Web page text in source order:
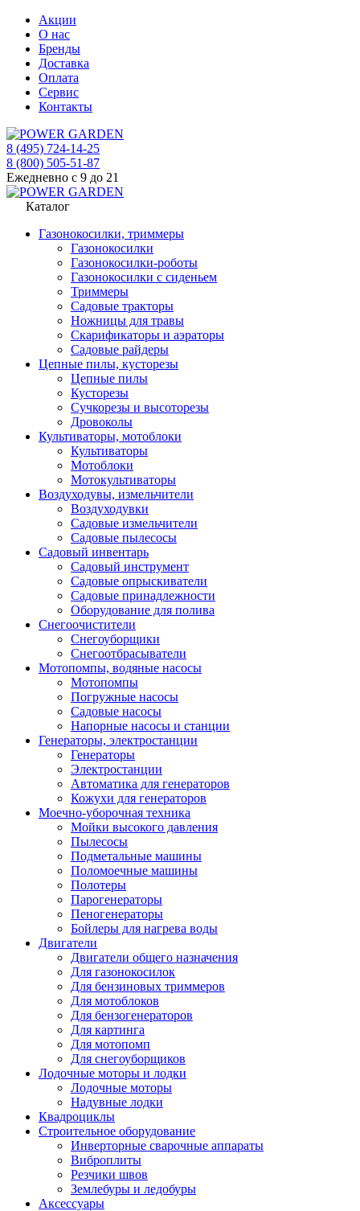
Акции
О нас
Бренды
Доставка
Оплата
Сервис
Контакты
8 (495) 724-14-25
8 (800) 505-51-87
Ежедневно с 9 до 21
Каталог
Газонокосилки, триммеры
Газонокосилки
Газонокосилки-роботы
Газонокосилки с сиденьем
Триммеры
Садовые тракторы
Ножницы для травы
Скарификаторы и аэраторы
Садовые райдеры
Цепные пилы, кусторезы
Цепные пилы
Кусторезы
Сучкорезы и высоторезы
Дровоколы
Культиваторы, мотоблоки
Культиваторы
Мотоблоки
Мотокультиваторы
Воздуходувы, измельчители
Воздуходувки
Садовые измельчители
Садовые пылесосы
Садовый инвентарь
Садовый инструмент
Садовые опрыскиватели
Садовые принадлежности
Оборудование для полива
Снегоочистители
Снегоуборщики
Снегоотбрасыватели
Мотопомпы, водяные насосы
Мотопомпы
Погружные насосы
Садовые насосы
Напорные насосы и станции
Генераторы, электростанции
Генераторы
Электростанции
Автоматика для генераторов
Кожухи для генераторов
Моечно-уборочная техника
Мойки высокого давления
Пылесосы
Подметальные машины
Поломоечные машины
Полотеры
Парогенераторы
Пеногенераторы
Бойлеры для нагрева воды
Двигатели
Двигатели общего назначения
Для газонокосилок
Для бензиновых триммеров
Для мотоблоков
Для бензогенераторов
Для картинга
Для мотопомп
Для снегоуборщиков
Лодочные моторы и лодки
Лодочные моторы
Надувные лодки
Квадроциклы
Строительное оборудование
Инверторные сварочные аппараты
Виброплиты
Резчики швов
Землебуры и ледобуры
Аксессуары